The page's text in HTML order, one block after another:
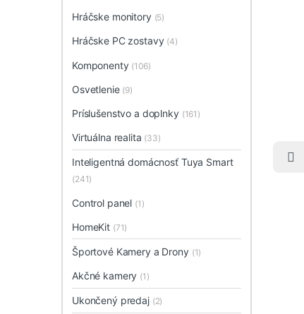
Hráčske monitory (5)
Hráčske PC zostavy (4)
Komponenty (106)
Osvetlenie (9)
Príslušenstvo a doplnky (161)
Virtuálna realita (33)
Inteligentná domácnosť Tuya Smart
(241)
Control panel (1)
HomeKit (71)
Športové Kamery a Drony (1)
Akčné kamery (1)
Ukončený predaj (2)